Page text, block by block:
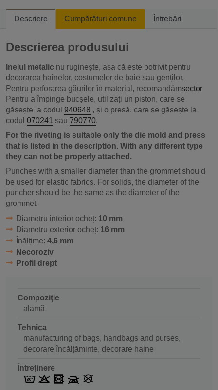
Descriere Cumpărături comune Întrebări
Descrierea produsului
Inelul metalic nu ruginește, așa că este potrivit pentru
decorarea hainelor, costumelor de baie sau genților.
Pentru perforarea găurilor în material, recomandămsector
Pentru a împinge bucșele, utilizați un piston, care se
găsește la codul 940648 , și o presă, care se găsește la
codul 070241 sau 790770.
For the riveting is suitable only the die mold and press
that is listed in the description. With any different type
they can not be properly attached.
Punches with a smaller diameter than the grommet should
be used for elastic fabrics. For solids, the diameter of the
puncher should be the same as the diameter of the
grommet.
Diametru interior ocheț: 10 mm
Diametru exterior ocheț: 16 mm
Înălțime: 4,6 mm
Necoroziv
Profil drept
Compoziţie
alamă
Tehnica
manufacturing of bags, handbags and purses,
decorare încălțăminte, decorare haine
Întreținere